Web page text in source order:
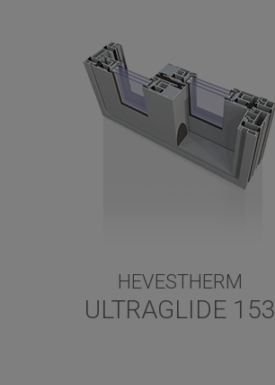
HEVESTHERM
ULTRAGLIDE 153